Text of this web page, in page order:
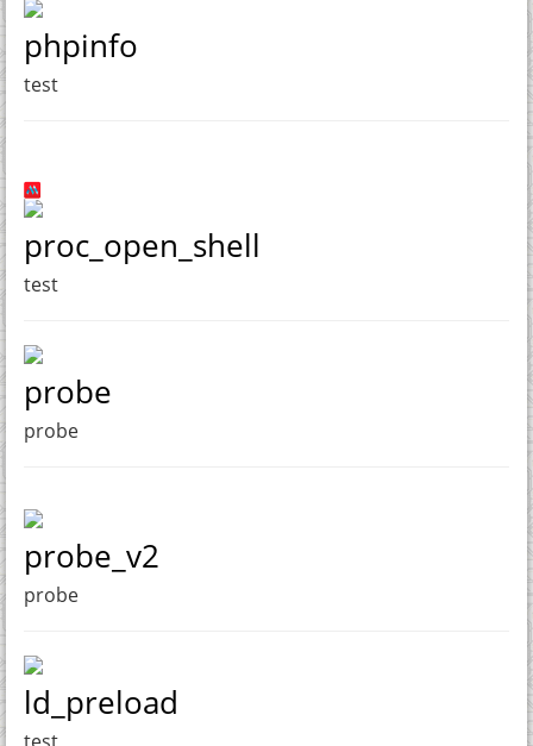
phpinfo
test
proc_open_shell
test
probe
probe
probe_v2
probe
ld_preload